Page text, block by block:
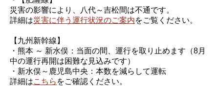
災害の影響により、八代～吉松間は不通です。
詳細は災害に伴う運行状況のご案内をご覧ください。
【九州新幹線】
・熊本 ～ 新水俣：当面の間、運行を取り止めます（8月
中の運行再開は困難な見込みです）
・新水俣～鹿児島中央：本数を減らして運転
詳細はこちら をご確認ください。